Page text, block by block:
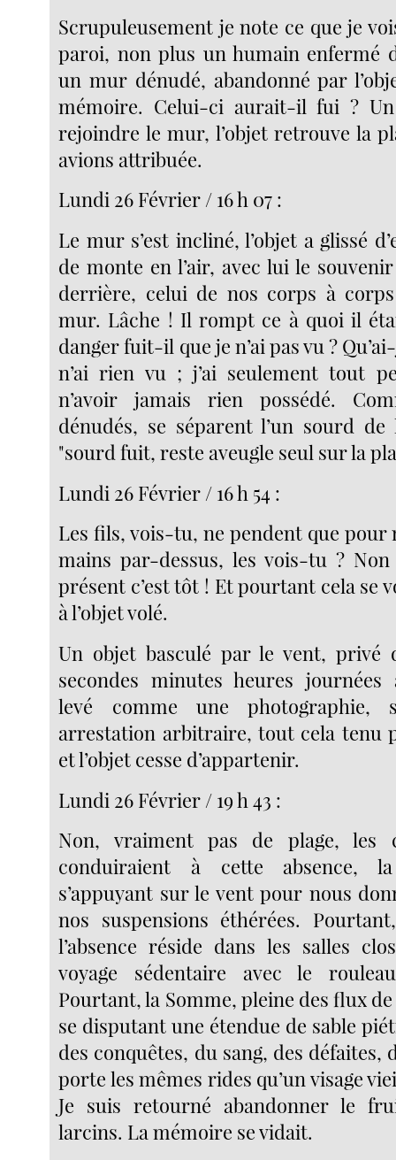
Scrupuleusement je note ce que je
paroi, non plus un humain enfermé
un mur dénudé, abandonné par
mémoire. Celui-ci aurait-il fui ?
rejoindre le mur, l’objet retrouve la
avions attribuée.
Lundi 26 Février / 16 h 07 :
Le mur s’est incliné, l’objet a glissé
de monte en l’air, avec lui le
derrière, celui de nos corps à
mur. Lâche ! Il rompt ce à quoi il
danger fuit-il que je n’ai pas vu ?
n’ai rien vu ; j’ai seulement tout
n’avoir jamais rien possédé.
dénudés, se séparent l’un sourd de
"sourd fuit, reste aveugle seul sur la
Lundi 26 Février / 16 h 54 :
Les fils, vois-tu, ne pendent que pour
mains par-dessus, les vois-tu ?
présent c’est tôt ! Et pourtant cela se
à l’objet volé.
Un objet basculé par le vent, privé
secondes minutes heures journées
levé comme une photographie,
arrestation arbitraire, tout cela tenu
et l’objet cesse d’appartenir.
Lundi 26 Février / 19 h 43 :
Non, vraiment pas de plage, les
conduiraient à cette absence,
s’appuyant sur le vent pour nous
nos suspensions éthérées.
l’absence réside dans les salles
voyage sédentaire avec le
Pourtant, la Somme, pleine des flux
se disputant une étendue de sable
des conquêtes, du sang, des défaites,
porte les mêmes rides qu’un visage
Je suis retourné abandonner le
larcins. La mémoire se vidait.